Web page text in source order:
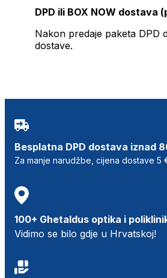
DPD ili BOX NOW dostava
Nakon predaje paketa DPD
dostave.
Besplatna DPD dostava iznad
Za manje narudžbe, cijena dostave 5
100+ Ghetaldus optika i
Vidimo se bilo gdje u Hrvatskoj!